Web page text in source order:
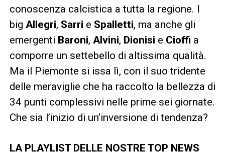
conoscenza calcistica a tutta la regione. I
big Allegri, Sarri e Spalletti, ma anche gli
emergenti Baroni, Alvini, Dionisi e Cioffi a
comporre un settebello di altissima qualità.
Ma il Piemonte si issa lì, con il suo tridente
delle meraviglie che ha raccolto la bellezza di
34 punti complessivi nelle prime sei giornate.
Che sia l’inizio di un’inversione di tendenza?
LA PLAYLIST DELLE NOSTRE TOP NEWS